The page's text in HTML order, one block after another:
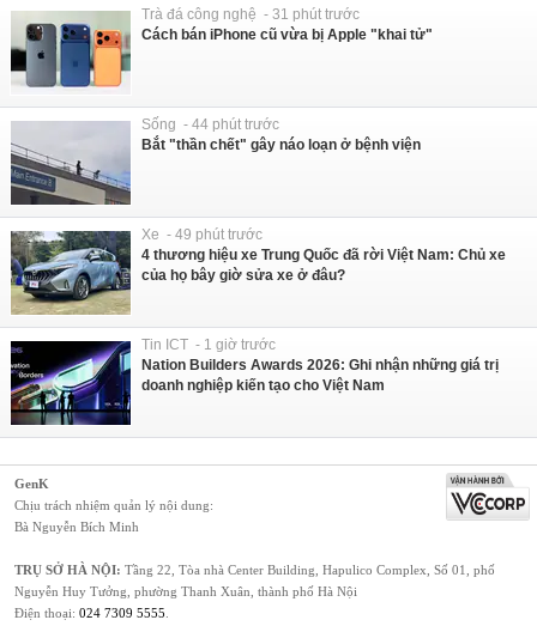
Trà đá công nghệ - 31 phút trước
Cách bán iPhone cũ vừa bị Apple "khai tử"
Sống - 44 phút trước
Bắt "thần chết" gây náo loạn ở bệnh viện
Xe - 49 phút trước
4 thương hiệu xe Trung Quốc đã rời Việt Nam: Chủ xe
của họ bây giờ sửa xe ở đâu?
Tin ICT - 1 giờ trước
Nation Builders Awards 2026: Ghi nhận những giá trị
doanh nghiệp kiến tạo cho Việt Nam
GenK
Chịu trách nhiệm quản lý nội dung:
Bà Nguyễn Bích Minh
TRỤ SỞ HÀ NỘI: Tầng 22, Tòa nhà Center Building, Hapulico Complex, Số 01, phố
Nguyễn Huy Tưởng, phường Thanh Xuân, thành phố Hà Nội
Điện thoại: 024 7309 5555